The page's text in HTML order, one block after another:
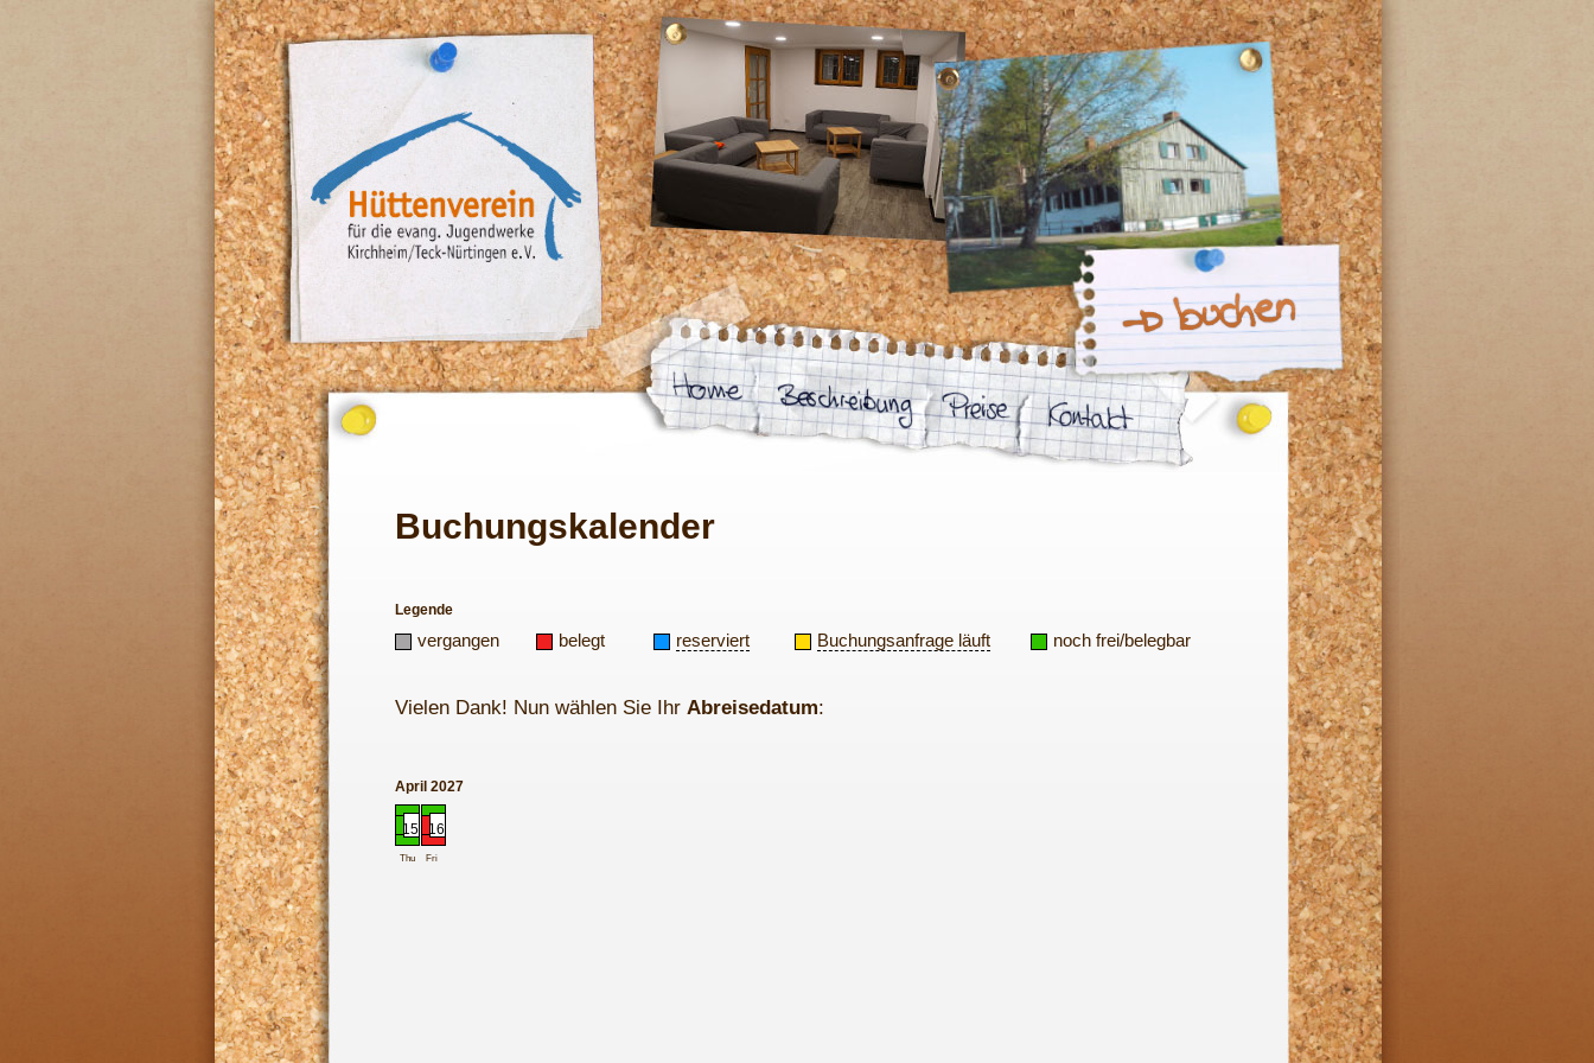
Buchungskalender
Legende
vergangen belegt reserviert Buchungsanfrage läuft noch frei/belegbar
Vielen Dank! Nun wählen Sie Ihr Abreisedatum:
April 2027
15 16
Thu Fri